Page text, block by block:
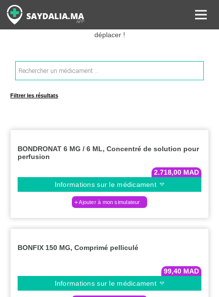
Rechercher les informations sur vos médicaments, leurs prix et
estimer ainsi le coût total de votre ordonnance, sans vous
déplacer !
Recherche
de
produits
Filtrer les résultats
BONDRONAT 6 MG / 6 ML, Concentré de solution pour
perfusion
2.718,00 MAD
Informations sur le médicament
Ajouter à mon simulateur
BONFIX 150 MG, Comprimé pelliculé
99,40 MAD
Informations sur le médicament